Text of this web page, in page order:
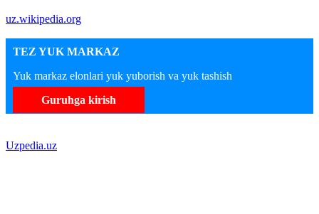
uz.wikipedia.org
TEZ YUK MARKAZ
Yuk markaz elonlari yuk yuborish va yuk tashish
Guruhga kirish
Uzpedia.uz